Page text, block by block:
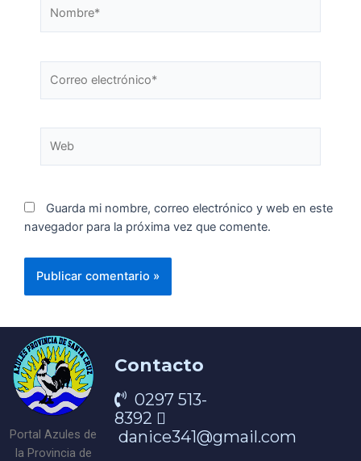
Guarda mi nombre, correo electrónico y web en este
navegador para la próxima vez que comente.
Portal Azules de
la Provincia de
Contacto
0297 513-
8392
danice341@gmail.com